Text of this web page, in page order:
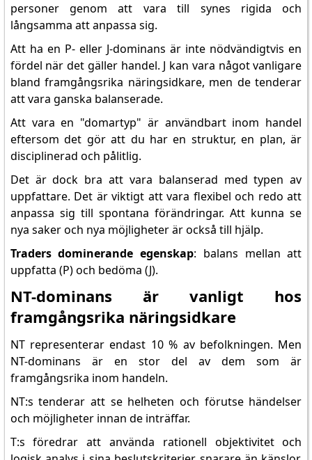
personer genom att vara till synes rigida och
långsamma att anpassa sig.
Att ha en P- eller J-dominans är inte nödvändigtvis en
fördel när det gäller handel. J kan vara något vanligare
bland framgångsrika näringsidkare, men de tenderar
att vara ganska balanserade.
Att vara en "domartyp" är användbart inom handel
eftersom det gör att du har en struktur, en plan, är
disciplinerad och pålitlig.
Det är dock bra att vara balanserad med typen av
uppfattare. Det är viktigt att vara flexibel och redo att
anpassa sig till spontana förändringar. Att kunna se
nya saker och nya möjligheter är också till hjälp.
Traders dominerande egenskap: balans mellan att
uppfatta (P) och bedöma (J).
NT-dominans är vanligt hos
framgångsrika näringsidkare
NT representerar endast 10 % av befolkningen. Men
NT-dominans är en stor del av dem som är
framgångsrika inom handeln.
NT:s tenderar att se helheten och förutse händelser
och möjligheter innan de inträffar.
T:s föredrar att använda rationell objektivitet och